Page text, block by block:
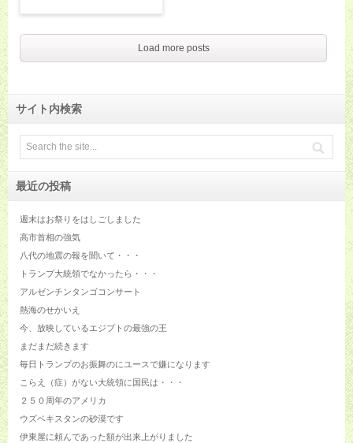
Load more posts
サイト内検索
最近の投稿
週末はお祭りをはしごしました
高市首相の強気
八代の地震の報を聞いて・・・
トランプ大統領でなかったら・・・
アルゼンチンタンゴコンサート
熱海のせかいえ
今、放映しているエジプトの最強の王
まだまだ続きます
毎日トランプのお振舞のにユースで嫌になります
こらえ（症）がない大統領に国民は・・・
２５０周年のアメリカ
ウズベキスタンの砂漠です
伊東屋に頼んであった額が出来上がりました